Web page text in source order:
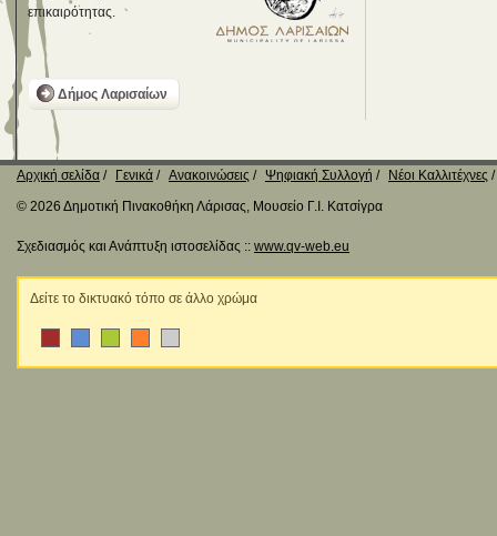
επικαιρότητας.
Δήμος Λαρισαίων
Αρχική σελίδα Γενικά Ανακοινώσεις Ψηφιακή Συλλογή
Νέοι Καλλιτέχνες
© 2026 Δημοτική Πινακοθήκη Λάρισας, Μουσείο Γ.Ι. Κατσίγρα
Σχεδιασμός και Ανάπτυξη ιστοσελίδας :: www.qv-web.eu
Δείτε το δικτυακό τόπο σε άλλο χρώμα